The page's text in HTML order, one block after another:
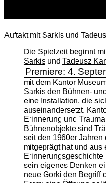
Auftakt mit Sarkis und
Die Spielzeit beginnt
Sarkisund Tadeusz
Premiere: 4.
mit dem Kantor
Sarkis den Bühnen-
eine Installation, die
auseinandersetzt.
Erinnerung und
Bühnenobjekte sind
seit den 1960er Jahren
mitgeprägt hat und
Erinnerungsgeschichte
sein eigenes Denken
neue Gorki den Begriff